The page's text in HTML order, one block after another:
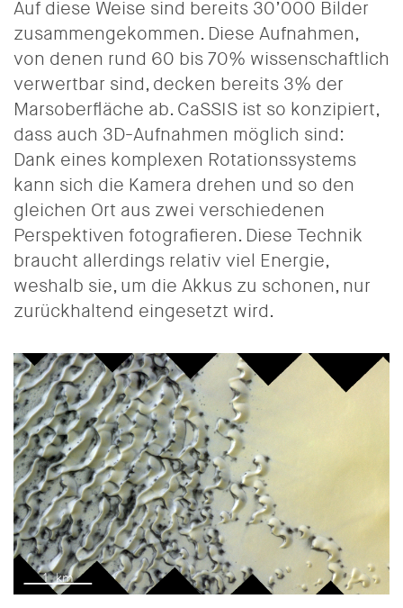
Auf diese Weise sind bereits 30’000 Bilder
zusammengekommen. Diese Aufnahmen,
von denen rund 60 bis 70% wissenschaftlich
verwertbar sind, decken bereits 3% der
Marsoberfläche ab. CaSSIS ist so konzipiert,
dass auch 3D-Aufnahmen möglich sind:
Dank eines komplexen Rotationssystems
kann sich die Kamera drehen und so den
gleichen Ort aus zwei verschiedenen
Perspektiven fotografieren. Diese Technik
braucht allerdings relativ viel Energie,
weshalb sie, um die Akkus zu schonen, nur
zurückhaltend eingesetzt wird.